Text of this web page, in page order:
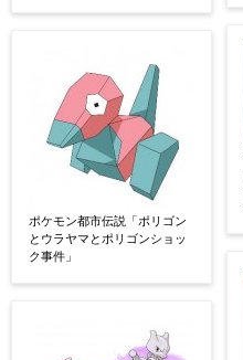
ポケモン都市伝説「ポリゴン
とウラヤマとポリゴンショッ
ク事件」